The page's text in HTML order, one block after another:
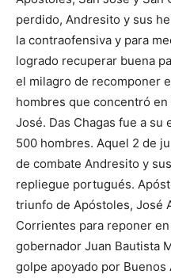
perdido, Andresito y sus
la contraofensiva y para
logrado recuperar buena
el milagro de recomponer
hombres que concentró
José. Das Chagas fue a
500 hombres. Aquel 2 de
de combate Andresito y
repliegue portugués.
triunfo de Apóstoles, José
Corrientes para reponer
gobernador Juan Bautista
golpe apoyado por